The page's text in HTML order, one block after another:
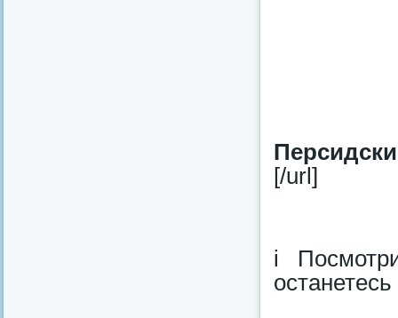
[/url]
i